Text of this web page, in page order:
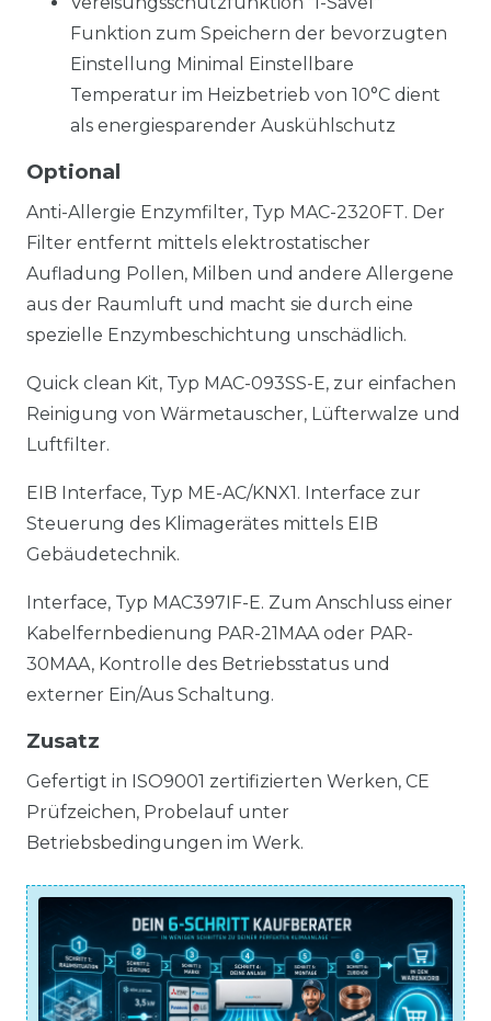
Funktion zum Speichern der bevorzugten
Einstellung Minimal Einstellbare
Temperatur im Heizbetrieb von 10°C dient
als energiesparender Auskühlschutz
Optional
Anti-Allergie Enzymfilter, Typ MAC-2320FT. Der
Filter entfernt mittels elektrostatischer
Aufladung Pollen, Milben und andere Allergene
aus der Raumluft und macht sie durch eine
spezielle Enzymbeschichtung unschädlich.
Quick clean Kit, Typ MAC-093SS-E, zur einfachen
Reinigung von Wärmetauscher, Lüfterwalze und
Luftfilter.
EIB Interface, Typ ME-AC/KNX1. Interface zur
Steuerung des Klimagerätes mittels EIB
Gebäudetechnik.
Interface, Typ MAC397IF-E. Zum Anschluss einer
Kabelfernbedienung PAR-21MAA oder PAR-
30MAA, Kontrolle des Betriebsstatus und
externer Ein/Aus Schaltung.
Zusatz
Gefertigt in ISO9001 zertifizierten Werken, CE
Prüfzeichen, Probelauf unter
Betriebsbedingungen im Werk.